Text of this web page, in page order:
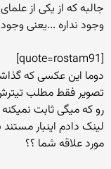
جالبه که از یکی از
وجود نداره ...یعنی وجود
[quote=rostam91]
دوما این عکسی که
تصویر فقط مطلب
رو که میگی ثابت نمیکنه
لینک دادم اینبار
مورد علاقه شما ؟؟